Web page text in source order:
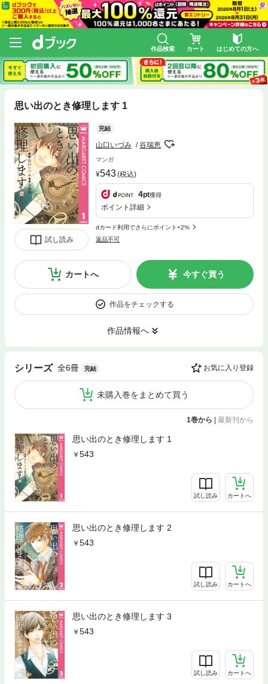
作品検索 カート はじめての方へ
思い出のとき修理します 1
試し読み
完結
山口いづみ 谷瑞恵
マンガ
543(税込)
4pt獲得
ポイント詳細
dカード利用でさらにポイント+2%
返品不可
カートへ 今すぐ買う
作品をチェックする
作品情報へ
シリーズ 全6冊 完結 お気に入り登録
未購入巻をまとめて買う
1巻から 最新刊から
思い出のとき修理します 1
543
試し読み カートへ
思い出のとき修理します 2
543
試し読み カートへ
思い出のとき修理します 3
543
試し読み カートへ